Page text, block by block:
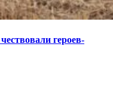
героев-